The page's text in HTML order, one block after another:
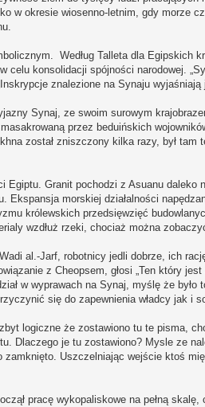
w okresie wiosenno-letnim, gdy morze
Według Talleta dla Egipskich
celu konsolidacji spójności narodowej.
znalezione na Synaju
Synaj, ze swoim surowym
przez beduińskich
został zniszczony kilka razy, był
Granit pochodzi z Asuanu daleko
morskiej działalności
królewskich przedsięwzięć
wzdłuż rzeki, chociaż można
al.-Jarf, robotnicy jedli dobrze, ich
z Cheopsem, głosi „Ten który jest
w wyprawach na Synaj, myślę że było
się do zapewnienia władcy jak i
logiczne że zostawiono tu te pisma,
Dlaczego je tu zostawiono? Mysle ze
Uszczelniając wejście ktoś
pracę wykopaliskowe na pełną skalę,